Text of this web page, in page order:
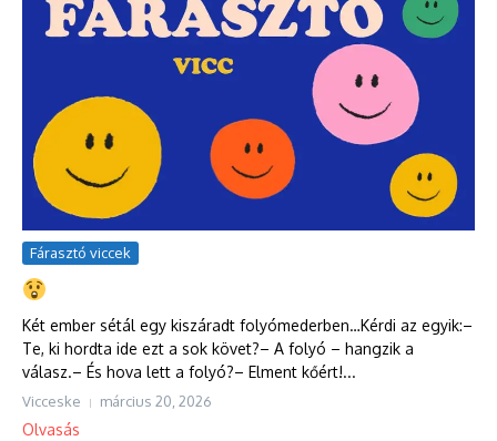
Fárasztó viccek
Két ember sétál egy kiszáradt folyómederben…Kérdi az egyik:–
Te, ki hordta ide ezt a sok követ?– A folyó – hangzik a
válasz.– És hova lett a folyó?– Elment kőért!...
Vicceske március 20, 2026
Olvasás